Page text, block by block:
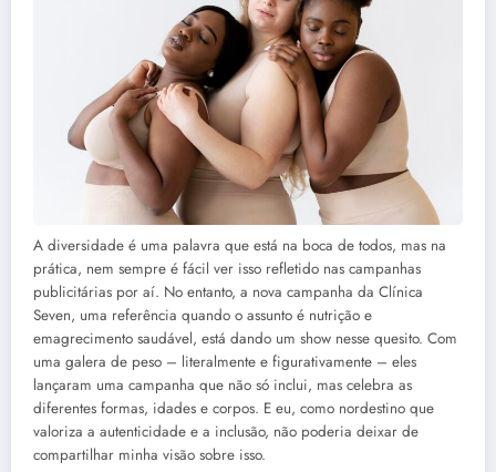
A diversidade é uma palavra que está na boca de todos, mas na
prática, nem sempre é fácil ver isso refletido nas campanhas
publicitárias por aí. No entanto, a nova campanha da Clínica
Seven, uma referência quando o assunto é nutrição e
emagrecimento saudável, está dando um show nesse quesito. Com
uma galera de peso – literalmente e figurativamente – eles
lançaram uma campanha que não só inclui, mas celebra as
diferentes formas, idades e corpos. E eu, como nordestino que
valoriza a autenticidade e a inclusão, não poderia deixar de
compartilhar minha visão sobre isso.